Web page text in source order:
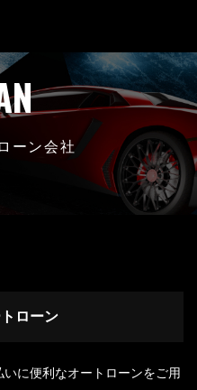
ーン会社
ローン
に便利なオートローンをご用